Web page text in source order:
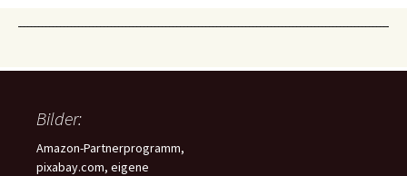
Bilder:
Amazon-Partnerprogramm,
pixabay.com, eigene